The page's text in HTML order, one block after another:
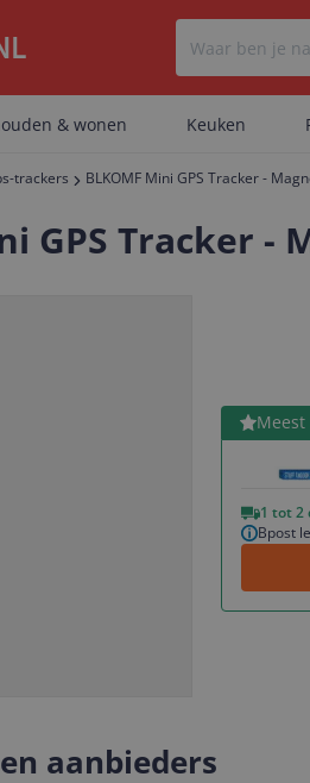
& wonen Keuken
trackers BLKOMF Mini GPS Tracker -
GPS Tracker -
1 tot 2
Bpost
Bekijk
aanbieders